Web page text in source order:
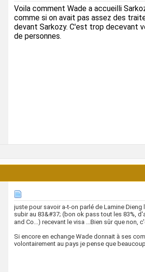
Voila comment Wade a accueilli
comme si on avait pas assez des
devant Sarkozy. C'est trop decevant
de personnes.
juste pour savoir a-t-on parlé de Lamine
subir au 83&#37; (bon ok pass tout les 83%,
and Co...) recevant le visa ...Bien sûr que non,
Si encore en echange Wade donnait à ses
volontairement au pays je pense que